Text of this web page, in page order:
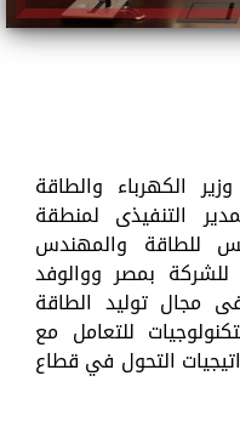
الكهرباء والطاقة
التنفيذى لمنطقة
للطاقة والمهندس
بمصر ووالوفد
مجال توليد الطاقة
للتعامل مع
التحول في قطاع